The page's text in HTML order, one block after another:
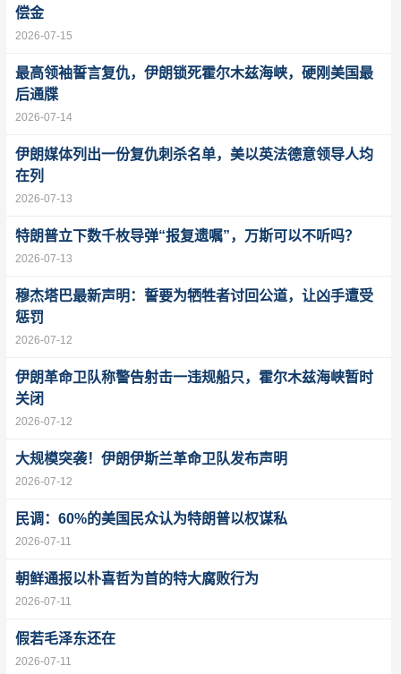
偿金
2026-07-15
最高领袖誓言复仇，伊朗锁死霍尔木兹海峡，硬刚美国最
后通牒
2026-07-14
伊朗媒体列出一份复仇刺杀名单，美以英法德意领导人均
在列
2026-07-13
特朗普立下数千枚导弹“报复遗嘱”，万斯可以不听吗？
2026-07-13
穆杰塔巴最新声明：誓要为牺牲者讨回公道，让凶手遭受
惩罚
2026-07-12
伊朗革命卫队称警告射击一违规船只，霍尔木兹海峡暂时
关闭
2026-07-12
大规模突袭！伊朗伊斯兰革命卫队发布声明
2026-07-12
民调：60%的美国民众认为特朗普以权谋私
2026-07-11
朝鲜通报以朴喜哲为首的特大腐败行为
2026-07-11
假若毛泽东还在
2026-07-11